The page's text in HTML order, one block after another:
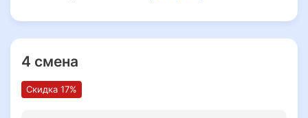
4 смена
Скидка 17%